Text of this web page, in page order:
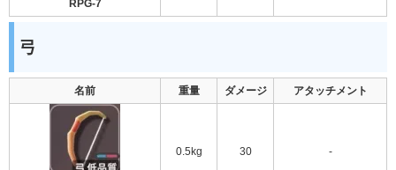
RPG-7
弓
名前 重量 ダメージ アタッチメント
0.5kg 30 -